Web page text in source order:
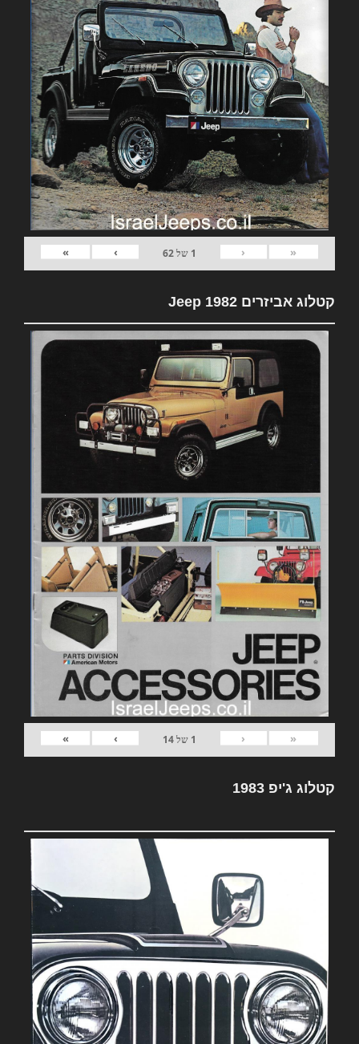
«
‹
1 של62
›
»
קטלוג אביזרים 1982 Jeep
«
‹
1 של14
›
»
קטלוג ג'יפ 1983